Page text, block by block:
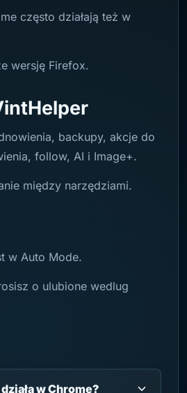
często działają też w
wersję Firefox.
backupy, akcje do
follow, AI i Image+.
między narzędziami.
w Auto Mode.
o ulubione wedlug
w Chrome?